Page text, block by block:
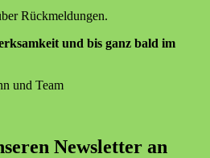
Rückmeldungen.
und bis ganz bald im
und Team
Newsletter an